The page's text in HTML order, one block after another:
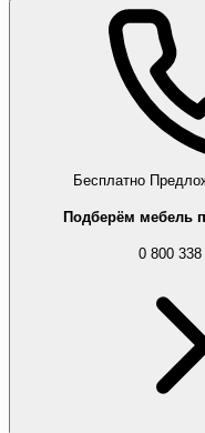
Бесплатно
Подберём мебель
0 800 338